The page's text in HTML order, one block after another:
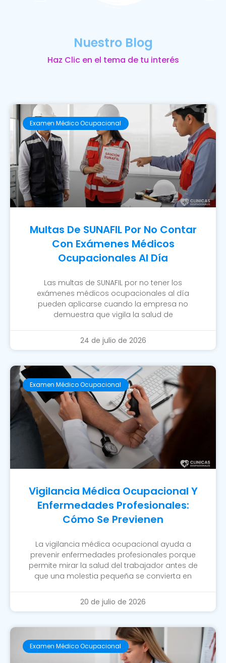
Nuestro Blog
Haz Clic en el tema de tu interés
Examen Médico Ocupacional
Multas De SUNAFIL Por No Contar
Con Exámenes Médicos
Ocupacionales Al Día
Las multas de SUNAFIL por no tener los
exámenes médicos ocupacionales al día
pueden aplicarse cuando la empresa no
demuestra que vigila la salud de
24 de julio de 2026
Examen Médico Ocupacional
Vigilancia Médica Ocupacional Y
Enfermedades Profesionales:
Cómo Se Previenen
La vigilancia médica ocupacional ayuda a
prevenir enfermedades profesionales porque
permite mirar la salud del trabajador antes de
que una molestia pequeña se convierta en
20 de julio de 2026
Examen Médico Ocupacional